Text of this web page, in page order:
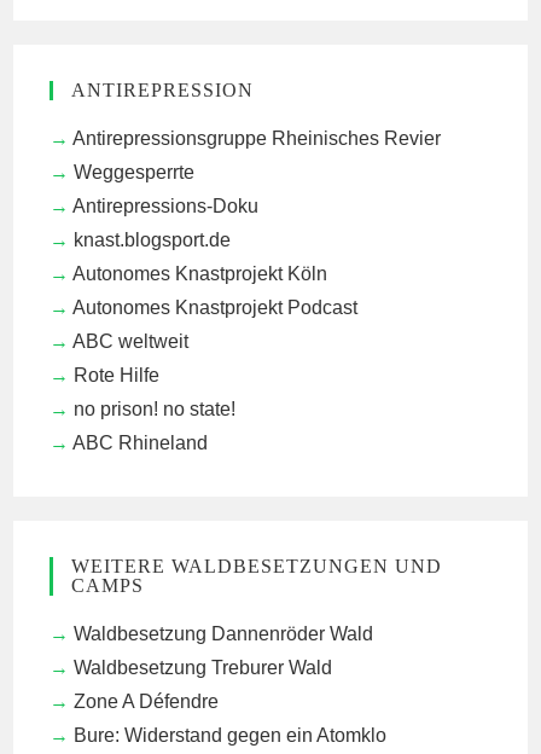
ANTIREPRESSION
Antirepressionsgruppe Rheinisches Revier
Weggesperrte
Antirepressions-Doku
knast.blogsport.de
Autonomes Knastprojekt Köln
Autonomes Knastprojekt Podcast
ABC weltweit
Rote Hilfe
no prison! no state!
ABC Rhineland
WEITERE WALDBESETZUNGEN UND
CAMPS
Waldbesetzung Dannenröder Wald
Waldbesetzung Treburer Wald
Zone A Défendre
Bure: Widerstand gegen ein Atomklo